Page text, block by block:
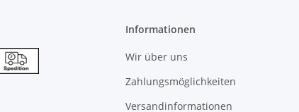
Informationen
Wir über uns
Zahlungsmöglichkeiten
Versandinformationen